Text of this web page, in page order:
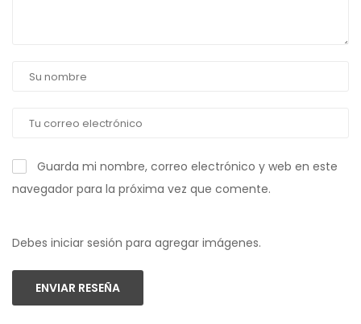
Guarda mi nombre, correo electrónico y web en este
navegador para la próxima vez que comente.
Debes iniciar sesión para agregar imágenes.
ENVIAR RESEÑA